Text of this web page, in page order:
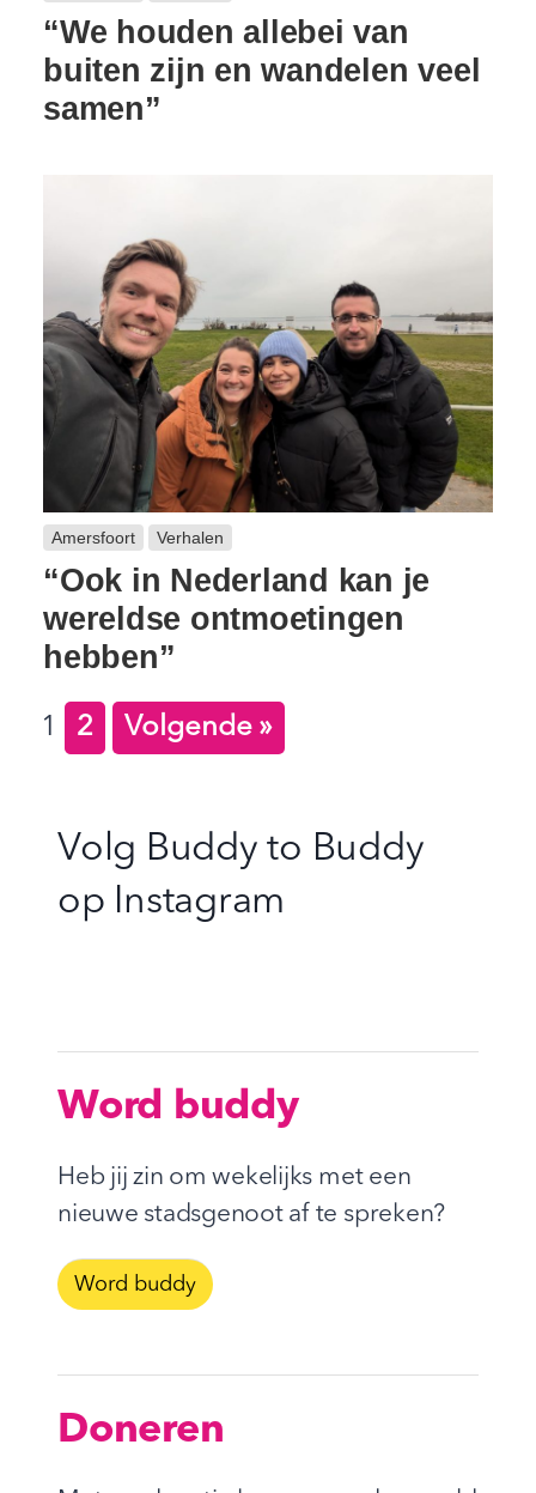
“We houden allebei van
buiten zijn en wandelen veel
samen”
Amersfoort Verhalen
“Ook in Nederland kan je
wereldse ontmoetingen
hebben”
1 2 Volgende »
Volg Buddy to Buddy
op Instagram
Word buddy
Heb jij zin om wekelijks met een
nieuwe stadsgenoot af te spreken?
Word buddy
Doneren